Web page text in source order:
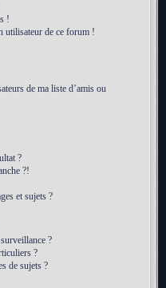
!
utilisateur de ce forum !
de ma liste d’amis ou
?
?!
et sujets ?
?
?
de sujets ?